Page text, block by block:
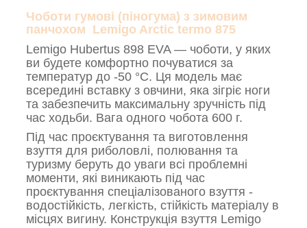
Чоботи гумові (піногума) з зимовим
панчохом Lemigo Arctic termo 875
Lemigo Hubertus 898 EVA — чоботи, у яких
ви будете комфортно почуватися за
температур до -50 °C. Ця модель має
всередині вставку з овчини, яка зігріє ноги
та забезпечить максимальну зручність під
час ходьби. Вага одного чобота 600 г.
Під час проєктування та виготовлення
взуття для риболовлі, полювання та
туризму беруть до уваги всі проблемні
моменти, які виникають під час
проєктування спеціалізованого взуття -
водостійкість, легкість, стійкість матеріалу в
місцях вигину. Конструкція взуття Lemigo